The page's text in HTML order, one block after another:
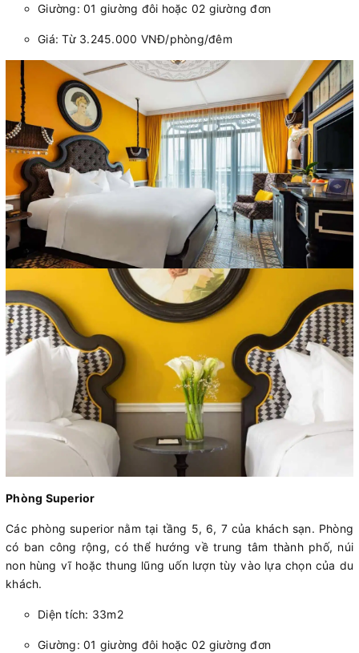
Giường: 01 giường đôi hoặc 02 giường đơn
Giá: Từ 3.245.000 VNĐ/phòng/đêm
Phòng Superior
Các phòng superior nằm tại tầng 5, 6, 7 của khách sạn. Phòng
có ban công rộng, có thể hướng về trung tâm thành phố, núi
non hùng vĩ hoặc thung lũng uốn lượn tùy vào lựa chọn của du
khách.
Diện tích: 33m2
Giường: 01 giường đôi hoặc 02 giường đơn